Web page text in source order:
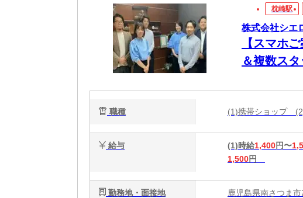
枕崎駅
株式会社シエ
【スマホ
＆複数ス
職種 (1)携帯ショップ
給与 (1)時給1,400円〜
1,500円
勤務地・面接地
鹿児島県南さつま